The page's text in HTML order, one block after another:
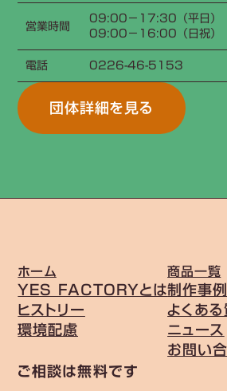
営業時間
09:00−17:30（平日）
09:00−16:00（日祝）
電話
0226-46-5153
団体詳細を見る
ホーム
YES FACTORYとは
ヒストリー
環境配慮
商品一覧
制作事
よくあ
ニュース
お問い
ご相談は無料です